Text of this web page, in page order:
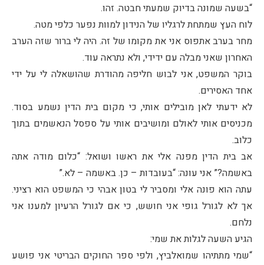
“בשעה שמונה בדיוק שמעתי חבטה. זהו.
לוח העץ שמתחת לרגליו של הנידון למוות נפער כלפי מטה.
מחר בערב אתפוס אני את מקומו של זה. היה לי ברור שזה הערב
האחרון שאני מבלה עם ידידי, ולא נתראה עוד.
בוקר המשפט, אני לבוש חליפה מהודרת שהושאלה לי על ידי
אחד האסירים.
לא ידעתי לאן מובילים אותי, כי מקום בית הדין נשמע בסוד.
מכניסים אותי לאולם ומושיבים אותי על ספסל הנאשמים בתוך
כלוב.
אב בית הדין מפנה אלי את ראשו ושואל: “כלום מודה אתה
באשמה?” אני עונה: “בעובדות – כן. באשמה – לא.”
עתה הוא פונה אלי ומסביר לי בטון אבהי כי המשפט הוא רציני.
אך לא לגורל גופי אני חושש, כי אם לגורל הרעיון למענו אני
נלחם.
הגיע השעה לגלות את שמי:
“שמי מתתיהו שמואלביץ, ולפי ספר החוקים הבריטי אני פושע